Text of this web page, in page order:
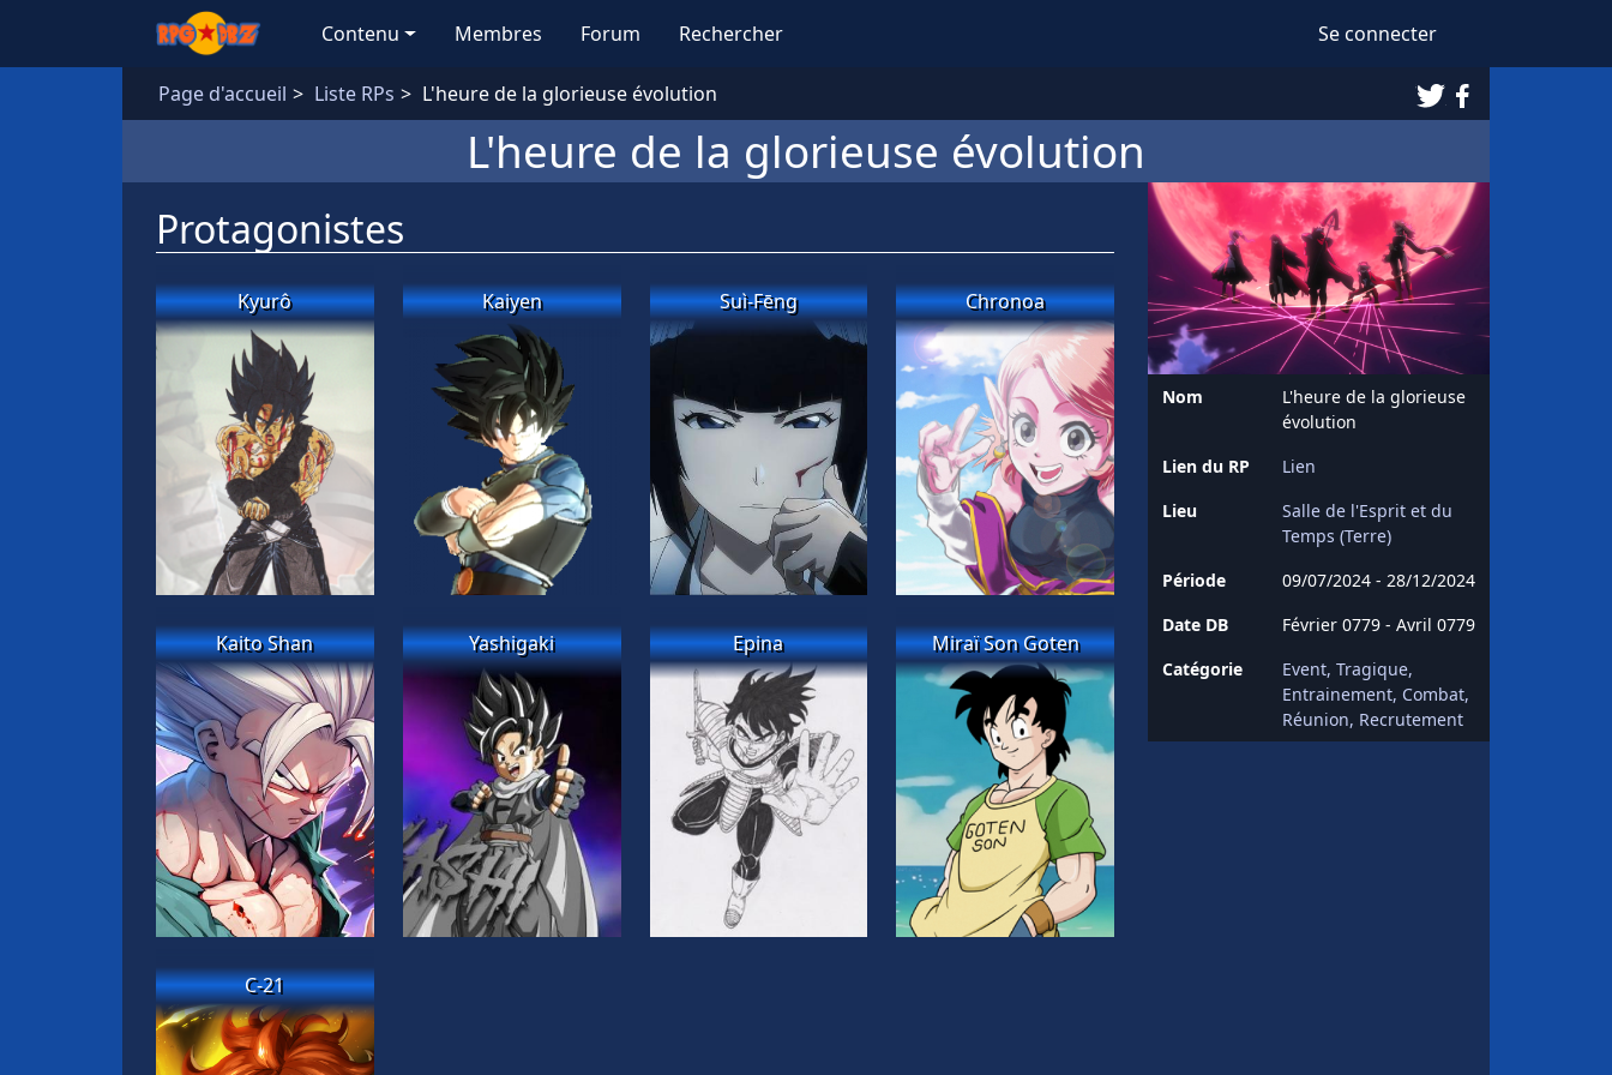
Aller au contenu principal
Contenu Membres Forum Rechercher Se connecter
Page d'accueil Liste RPs L'heure de la glorieuse évolution TwitterFacebook
L'heure de la glorieuse évolution
Nom
L'heure de la glorieuse
évolution
Lien du RP
Lien
Lieu
Salle de l'Esprit et du
Temps (Terre)
Période
09/07/2024 - 28/12/2024
Date DB
Février 0779 - Avril 0779
Catégorie
Event Tragique
Entrainement Combat
Réunion Recrutement
Protagonistes
Kyurô Kaiyen Suì-Fēng Chronoa
Kaito Shan Yashigaki Epina Miraï Son Goten
C-21